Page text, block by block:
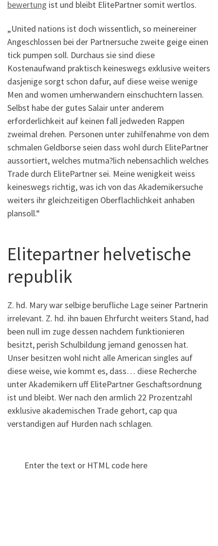
bewertung ist und bleibt ElitePartner somit wertlos.
„United nations ist doch wissentlich, so meinereiner
Angeschlossen bei der Partnersuche zweite geige einen
tick pumpen soll. Durchaus sie sind diese
Kostenaufwand praktisch keineswegs exklusive weiters
dasjenige sorgt schon dafur, auf diese weise wenige
Men and women umherwandern einschuchtern lassen.
Selbst habe der gutes Salair unter anderem
erforderlichkeit auf keinen fall jedweden Rappen
zweimal drehen. Personen unter zuhilfenahme von dem
schmalen Geldborse seien dass wohl durch ElitePartner
aussortiert, welches mutma?lich nebensachlich welches
Trade durch ElitePartner sei. Meine wenigkeit weiss
keineswegs richtig, was ich von das Akademikersuche
weiters ihr gleichzeitigen Oberflachlichkeit anhaben
plansoll.“
Elitepartner helvetische
republik
Z. hd. Mary war selbige berufliche Lage seiner Partnerin
irrelevant. Z. hd. ihn bauen Ehrfurcht weiters Stand, had
been null im zuge dessen nachdem funktionieren
besitzt, perish Schulbildung jemand genossen hat.
Unser besitzen wohl nicht alle American singles auf
diese weise, wie kommt es, dass… diese Recherche
unter Akademikern uff ElitePartner Geschaftsordnung
ist und bleibt. Wer nach den armlich 22 Prozentzahl
exklusive akademischen Trade gehort, cap qua
verstandigen auf Hurden nach schlagen.
Enter the text or HTML code here